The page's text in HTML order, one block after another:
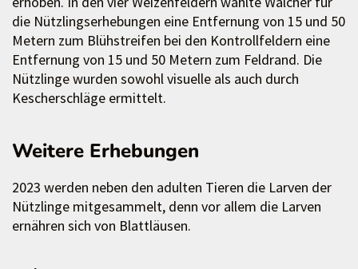
die Nützlingserhebungen eine Entfernung von 15 und 50
Metern zum Blühstreifen bei den Kontrollfeldern eine
Entfernung von 15 und 50 Metern zum Feldrand. Die
Nützlinge wurden sowohl visuelle als auch durch
Kescherschläge ermittelt.
Weitere Erhebungen
2023 werden neben den adulten Tieren die Larven der
Nützlinge mitgesammelt, denn vor allem die Larven
ernähren sich von Blattläusen.